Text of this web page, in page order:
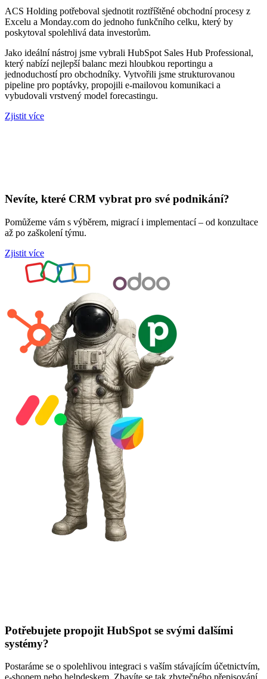
ACS Holding potřeboval sjednotit roztříštěné obchodní procesy z
Excelu a Monday.com do jednoho funkčního celku, který by
poskytoval spolehlivá data investorům.
Jako ideální nástroj jsme vybrali HubSpot Sales Hub Professional,
který nabízí nejlepší balanc mezi hloubkou reportingu a
jednoduchostí pro obchodníky. Vytvořili jsme strukturovanou
pipeline pro poptávky, propojili e-mailovou komunikaci a
vybudovali vrstvený model forecastingu.
Zjistit více
Nevíte, které CRM vybrat pro své podnikání?
Pomůžeme vám s výběrem, migrací i implementací – od konzultace
až po zaškolení týmu.
Zjistit více
Potřebujete propojit HubSpot se svými dalšími
systémy?
Postaráme se o spolehlivou integraci s vaším stávajícím účetnictvím,